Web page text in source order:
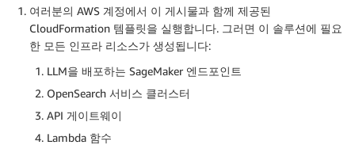
여러분의 AWS 계정에서 이 게시물과 함께 제공된
CloudFormation 템플릿을 실행합니다. 그러면 이 솔루션에 필요
한 모든 인프라 리소스가 생성됩니다:
LLM을 배포하는 SageMaker 엔드포인트
OpenSearch 서비스 클러스터
API 게이트웨이
Lambda 함수